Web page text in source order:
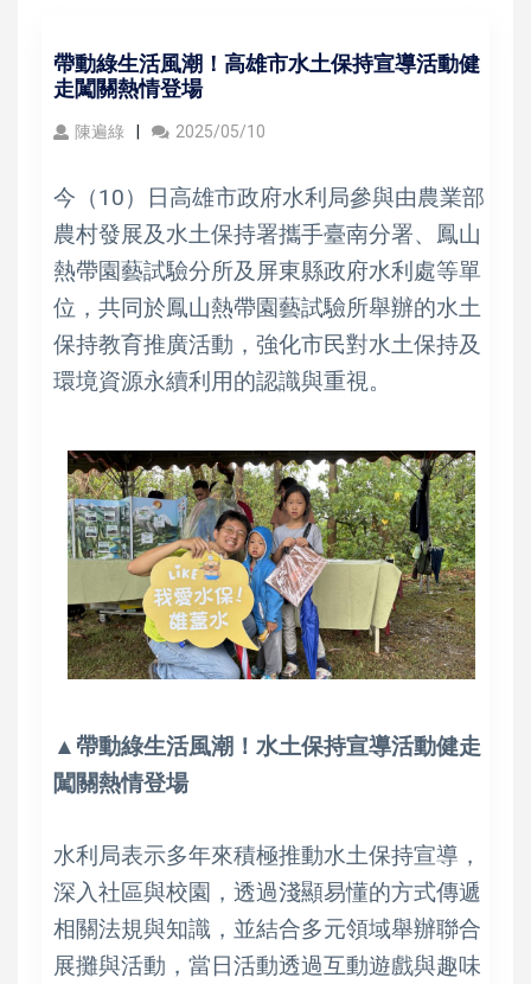
帶動綠生活風潮！高雄市水土保持宣導活動健
走闖關熱情登場
陳遍綠 2025/05/10
今（10）日高雄市政府水利局參與由農業部
農村發展及水土保持署攜手臺南分署、鳳山
熱帶園藝試驗分所及屏東縣政府水利處等單
位，共同於鳳山熱帶園藝試驗所舉辦的水土
保持教育推廣活動，強化市民對水土保持及
環境資源永續利用的認識與重視。
▲帶動綠生活風潮！水土保持宣導活動健走
闖關熱情登場
水利局表示多年來積極推動水土保持宣導，
深入社區與校園，透過淺顯易懂的方式傳遞
相關法規與知識，並結合多元領域舉辦聯合
展攤與活動，當日活動透過互動遊戲與趣味